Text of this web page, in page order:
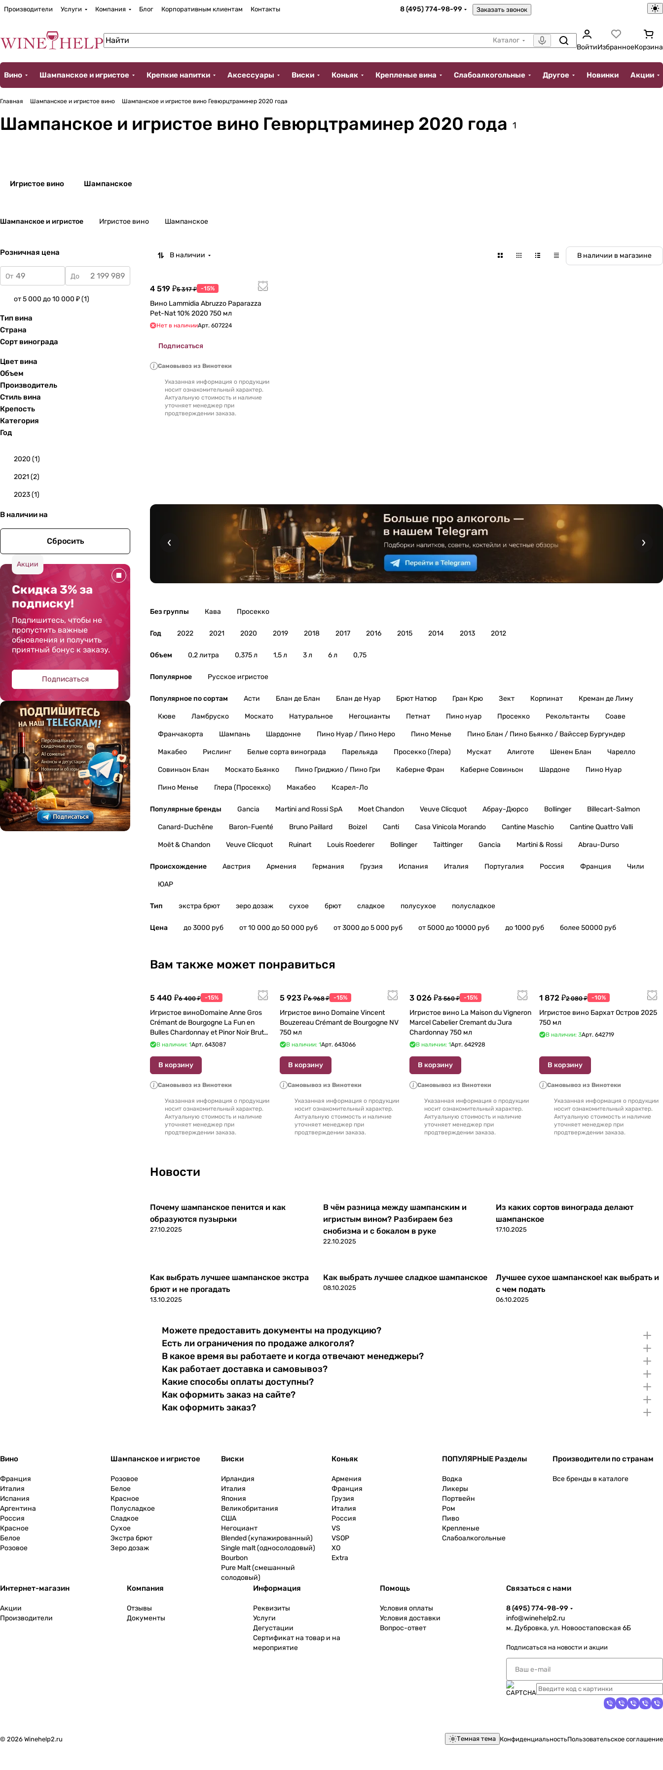
Производители Услуги Компания Блог Корпоративным клиентам Контакты 8 (495) 774-98-99 Заказать звонок
Каталог
ВойтиИзбранноеКорзина
Вино Шампанское и игристое Крепкие напитки Аксессуары Виски Коньяк Крепленые вина Слабоалкогольные Другое Новинки Акции
Главная Шампанское и игристое вино Шампанское и игристое вино Гевюрцтраминер 2020 года
Шампанское и игристое вино Гевюрцтраминер 2020 года 1
Игристое вино Шампанское
Шампанское и игристое Игристое вино Шампанское
Розничная цена
От До
от 5 000 до 10 000 ₽(1)
Тип вина
Страна
Сорт винограда
Цвет вина
Объем
Производитель
Стиль вина
Крепость
Категория
Год
2020 (1)
2021 (2)
2023(1)
В наличии на
Сбросить
Акции
Скидка 3% за
подписку!
Подпишитесь, чтобы не
пропустить важные
обновления и получить
приятный бонус к заказу.
Подписаться
В наличии В наличии в магазине
4 519 ₽5 317 ₽ -15%
Вино Lammidia Abruzzo Paparazza
Pet-Nat 10% 2020 750 мл
Нет в наличииАрт. 607224
Подписаться
Самовывоз из Винотеки
Указанная информация о продукции
носит ознакомительный характер.
Актуальную стоимость и наличие
уточняет менеджер при
продтверждении заказа.
Без группы Кава Просекко
Год 2022 2021 2020 2019 2018 2017 2016 2015 2014 2013 2012
Объем 0,2 литра 0,375 л 1,5 л 3 л 6 л 0,75
Популярное Русское игристое
Популярное по сортам Асти Блан де Блан Блан де Нуар Брют Натюр Гран Крю Зект Корпинат Креман де Лиму
Кюве Ламбруско Москато Натуральное Негоцианты Петнат Пино нуар Просекко Рекольтанты Соаве
Франчакорта Шампань Шардонне Пино Нуар / Пино Неро Пино Менье Пино Блан / Пино Бьянко / Вайссер Бургундер
Макабео Рислинг Белые сорта винограда Парельяда Просекко (Глера) Мускат Алиготе Шенен Блан Чарелло
Совиньон Блан Москато Бьянко Пино Гриджио / Пино Гри Каберне Фран Каберне Совиньон Шардоне Пино Нуар
Пино Менье Глера (Просекко) Макабео Ксарел-Ло
Популярные бренды Gancia Martini and Rossi SpA Moet Chandon Veuve Clicquot Абрау-Дюрсо Bollinger Billecart-Salmon
Canard-Duchêne Baron-Fuenté Bruno Paillard Boizel Canti Casa Vinicola Morando Cantine Maschio Cantine Quattro Valli
Moët & Chandon Veuve Clicquot Ruinart Louis Roederer Bollinger Taittinger Gancia Martini & Rossi Abrau-Durso
Происхождение Австрия Армения Германия Грузия Испания Италия Португалия Россия Франция Чили
ЮАР
Тип экстра брют зеро дозаж сухое брют сладкое полусухое полусладкое
Цена до 3000 руб от 10 000 до 50 000 руб от 3000 до 5 000 руб от 5000 до 10000 руб до 1000 руб более 50000 руб
Вам также может понравиться
5 440 ₽6 400 ₽ -15%
Игристое виноDomaine Anne Gros
Crémant de Bourgogne La Fun en
Bulles Chardonnay et Pinor Noir Brut
750 мл
В наличии: 1Арт. 643087
В корзину
Самовывоз из Винотеки
Указанная информация о продукции
носит ознакомительный характер.
Актуальную стоимость и наличие
уточняет менеджер при
продтверждении заказа.
5 923 ₽6 968 ₽ -15%
Игристое вино Domaine Vincent
Bouzereau Crémant de Bourgogne NV
750 мл
В наличии: 1Арт. 643066
В корзину
Самовывоз из Винотеки
Указанная информация о продукции
носит ознакомительный характер.
Актуальную стоимость и наличие
уточняет менеджер при
продтверждении заказа.
3 026 ₽3 560 ₽ -15%
Игристое вино La Maison du Vigneron
Marcel Cabelier Cremant du Jura
Chardonnay 750 мл
В наличии: 1Арт. 642928
В корзину
Самовывоз из Винотеки
Указанная информация о продукции
носит ознакомительный характер.
Актуальную стоимость и наличие
уточняет менеджер при
продтверждении заказа.
1 872 ₽2 080 ₽ -10%
Игристое вино Бархат Остров 2025
750 мл
В наличии: 3Арт. 642719
В корзину
Самовывоз из Винотеки
Указанная информация о продукции
носит ознакомительный характер.
Актуальную стоимость и наличие
уточняет менеджер при
продтверждении заказа.
Новости
Почему шампанское пенится и как
образуются пузырьки
27.10.2025
В чём разница между шампанским и
игристым вином? Разбираем без
снобизма и с бокалом в руке
22.10.2025
Из каких сортов винограда делают
шампанское
17.10.2025
Как выбрать лучшее шампанское экстра
брют и не прогадать
13.10.2025
Как выбрать лучшее сладкое шампанское
08.10.2025
Лучшее сухое шампанское! как выбрать и
с чем подать
06.10.2025
Можете предоставить документы на продукцию?
Есть ли ограничения по продаже алкоголя?
В какое время вы работаете и когда отвечают менеджеры?
Как работает доставка и самовывоз?
Какие способы оплаты доступны?
Как оформить заказ на сайте?
Как оформить заказ?
Вино
Франция
Италия
Испания
Аргентина
Россия
Красное
Белое
Розовое
Шампанское и игристое
Розовое
Белое
Красное
Полусладкое
Сладкое
Сухое
Экстра брют
Зеро дозаж
Виски
Ирландия
Италия
Япония
Великобритания
США
Негоциант
Blended (купажированный)
Single malt (односолодовый)
Bourbon
Pure Malt (смешанный
солодовый)
Коньяк
Армения
Франция
Грузия
Италия
Россия
VS
VSOP
XO
Extra
ПОПУЛЯРНЫЕ Разделы
Водка
Ликеры
Портвейн
Ром
Пиво
Крепленые
Слабоалкогольные
Производители по странам
Все бренды в каталоге
Интернет-магазин
Акции
Производители
Компания
Отзывы
Документы
Информация
Реквизиты
Услуги
Дегустации
Сертификат на товар и на
мероприятие
Помощь
Условия оплаты
Условия доставки
Вопрос-ответ
Связаться с нами
8 (495) 774-98-99
info@winehelp2.ru
м. Дубровка, ул. Новоостаповская 6Б
Подписаться на новости и акции
© 2026 Winehelp2.ru Темная тема КонфиденциальностьПользовательское соглашение